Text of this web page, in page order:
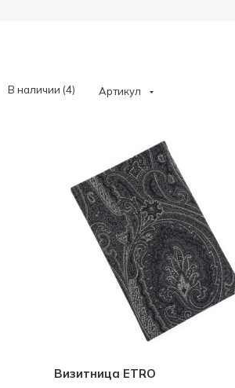
В наличии (4) Артикул
Визитница ETRO